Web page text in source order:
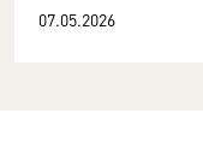
07.05.2026